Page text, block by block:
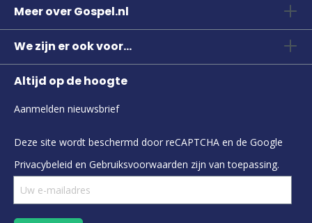
Meer over Gospel.nl
We zijn er ook voor...
Altijd op de hoogte
Aanmelden nieuwsbrief
Deze site wordt beschermd door reCAPTCHA en de Google
Privacybeleid en Gebruiksvoorwaarden zijn van toepassing.